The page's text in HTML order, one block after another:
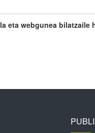
eta webgunea